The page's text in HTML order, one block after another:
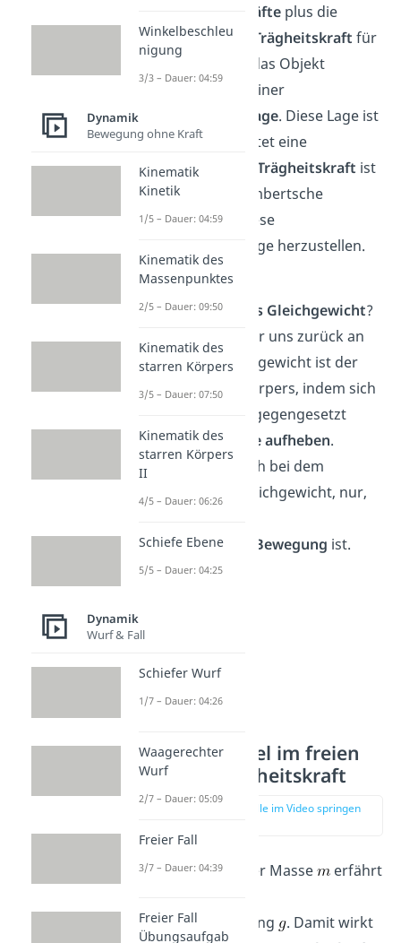
Kräfteplus die
d’Alembertsche Trägheitskraft für
diesen
und das Objekt
befindet sich in einer
Gleichgewichtslage. Diese Lage ist
genauer betrachtet eine
dynamische. Die
Trägheitskraft ist
dabei eine d’Alembertsche
Hilfskraft, um diese
Gleichgewichtslage herzustellen.
Was heißt jetzt
nundynamisches Gleichgewicht?
Dazu erinnern wir uns zurück an
dieStatik: Gleichgewicht ist der
Zustand eines Körpers, indem sich
die einander entgegengesetzt
wirkendenKräfte aufheben.
Dasselbe gilt auch bei dem
dynamischen Gleichgewicht, nur,
diesesimmer Bewegung ist.
Beispiel Kugel im freien
Fall mit Trägheitskraft
zur Stelle im Video springen
Eine Kugel mit der Masse
erfährt
Erdbeschleunigung
. Damit wirkt
Winkelbeschleu
nigung
3/3 – Dauer: 04:59
Dynamik
Bewegung ohne Kraft
Kinematik
Kinetik
1/5 – Dauer: 04:59
Kinematik des
Massenpunktes
2/5 – Dauer: 09:50
Kinematik des
starren Körpers
3/5 – Dauer: 07:50
Kinematik des
starren Körpers
II
4/5 – Dauer: 06:26
Schiefe Ebene
5/5 – Dauer: 04:25
Dynamik
Wurf & Fall
Schiefer Wurf
1/7 – Dauer: 04:26
Waagerechter
Wurf
2/7 – Dauer: 05:09
Freier Fall
3/7 – Dauer: 04:39
Freier Fall
Übungsaufgab